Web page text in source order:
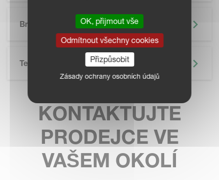
Brožura
Technické Údaje
KONTAKTUJTE
PRODEJCE VE
VAŠEM OKOLÍ
OK, přijmout vše
Odmítnout všechny cookies
Přizpůsobit
Zásady ochrany osobních údajů